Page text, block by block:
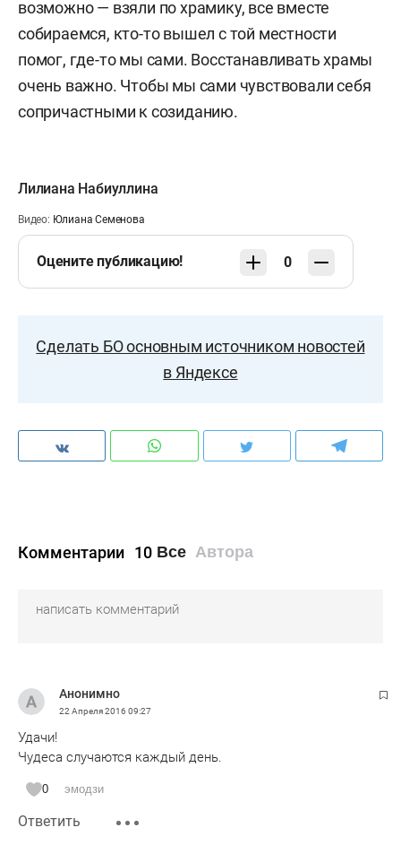
возможно — взяли по храмику, все вместе
собираемся, кто-то вышел с той местности
помог, где-то мы сами. Восстанавливать храмы
очень важно. Чтобы мы сами чувствовали себя
сопричастными к созиданию.
Лилиана Набиуллина
Видео: Юлиана Семенова
Оцените публикацию! 0
Сделать БО основным источником новостей
в Яндексе
Комментарии 10 Все Автора
Анонимно
22 Апреля 2016 09:27
Удачи!
Чудеса случаются каждый день.
0 эмодзи
Ответить